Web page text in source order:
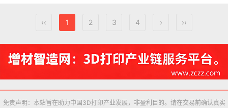
‹‹ 1 2 3 4 › ››
免责声明：本站旨在助力中国3D打印产业发展，非盈利目的。请在交易前确认真实